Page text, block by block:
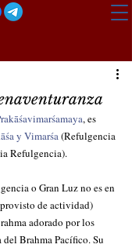
, es
y Vimarśa (Refulgencia
Refulgencia).
o Gran Luz no es en
de actividad)
adorado por los
Brahma Pacífico. Su